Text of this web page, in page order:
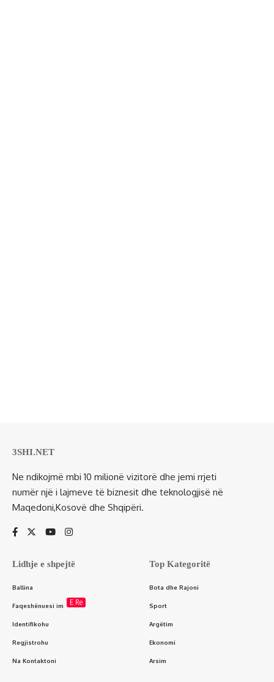
3SHI.NET
Ne ndikojmë mbi 10 milionë vizitorë dhe jemi rrjeti
numër një i lajmeve të biznesit dhe teknologjisë në
Maqedoni,Kosovë dhe Shqipëri.
Lidhje e shpejtë
Ballina
Faqeshënuesi im E Re
Identifikohu
Regjistrohu
Na Kontaktoni
Top Kategoritë
Bota dhe Rajoni
Sport
Argëtim
Ekonomi
Arsim